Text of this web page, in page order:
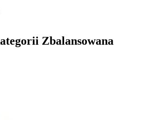
Zbalansowana